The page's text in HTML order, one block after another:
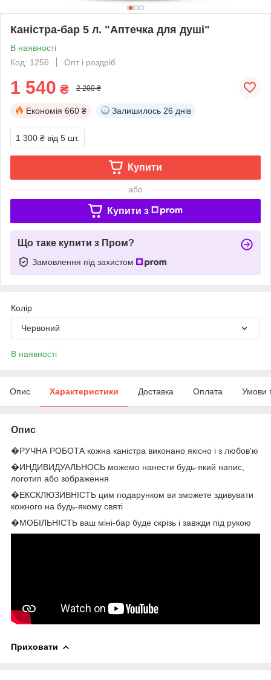
Каністра-бар 5 л. "Аптечка для душі"
В наявності
Код: 1256
Опт і роздріб
1 540 ₴ 2 200 ₴
Економія 660 ₴ Залишилось 26 днів
1 300 ₴ від 5 шт.
Купити
або
Купити з
Що таке купити з Пром?
Замовлення під захистом
Колір
Червоний
В наявності
Опис Характеристики Доставка Оплата Умови
Опис
�РУЧНА РОБОТА кожна каністра виконано якісно і з любов'ю
�ИНДИВИДУАЛЬНОСЬ можемо нанести будь-який напис,
логотип або зображення
�ЕКСКЛЮЗИВНІСТЬ цим подарунком ви зможете здивувати
кожного на будь-якому святі
�МОБІЛЬНІСТЬ ваш міні-бар буде скрізь і завжди під рукою
Приховати